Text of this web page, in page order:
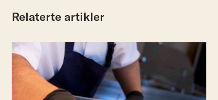
Relaterte artikler